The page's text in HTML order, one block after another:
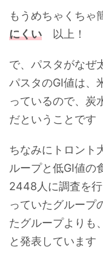
もうめちゃくちゃ
にくい 以上！
で、パスタがなぜ
パスタのGI値は、
っているので、炭
だということです
ちなみにトロント
ループと低GI値の
2448人に調査を
っていたグループ
たグループより
と発表しています